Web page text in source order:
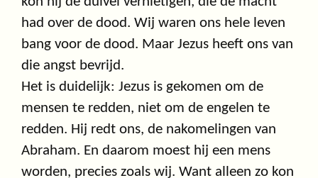
had over de dood. Wij waren ons hele leven
bang voor de dood. Maar Jezus heeft ons van
die angst bevrijd.
Het is duidelijk: Jezus is gekomen om de
mensen te redden, niet om de engelen te
redden. Hij redt ons, de nakomelingen van
Abraham. En daarom moest hij een mens
worden, precies zoals wij. Want alleen zo kon